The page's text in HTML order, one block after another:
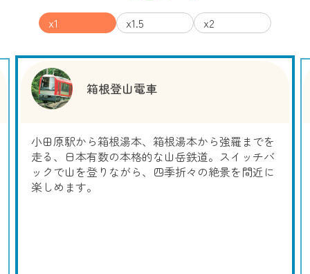
x1 x1.5 x2
箱根登山電車
小田原駅から箱根湯本、箱根湯本から強羅までを
走る、日本有数の本格的な山岳鉄道。スイッチバ
ックで山を登りながら、四季折々の絶景を間近に
楽しめます。